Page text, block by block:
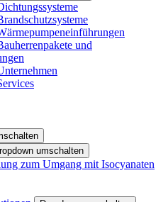
und
umschalten
zum Umgang mit Isocyanaten